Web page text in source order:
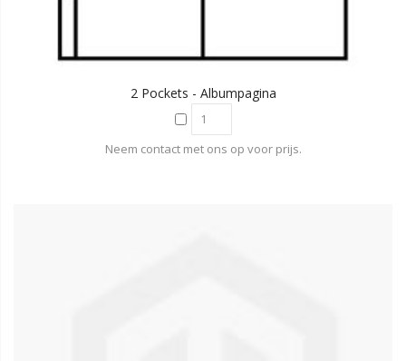
2 Pockets - Albumpagina
Neem contact met ons op voor prijs.